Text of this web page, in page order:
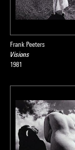
Frank Peeters
Visions
1981